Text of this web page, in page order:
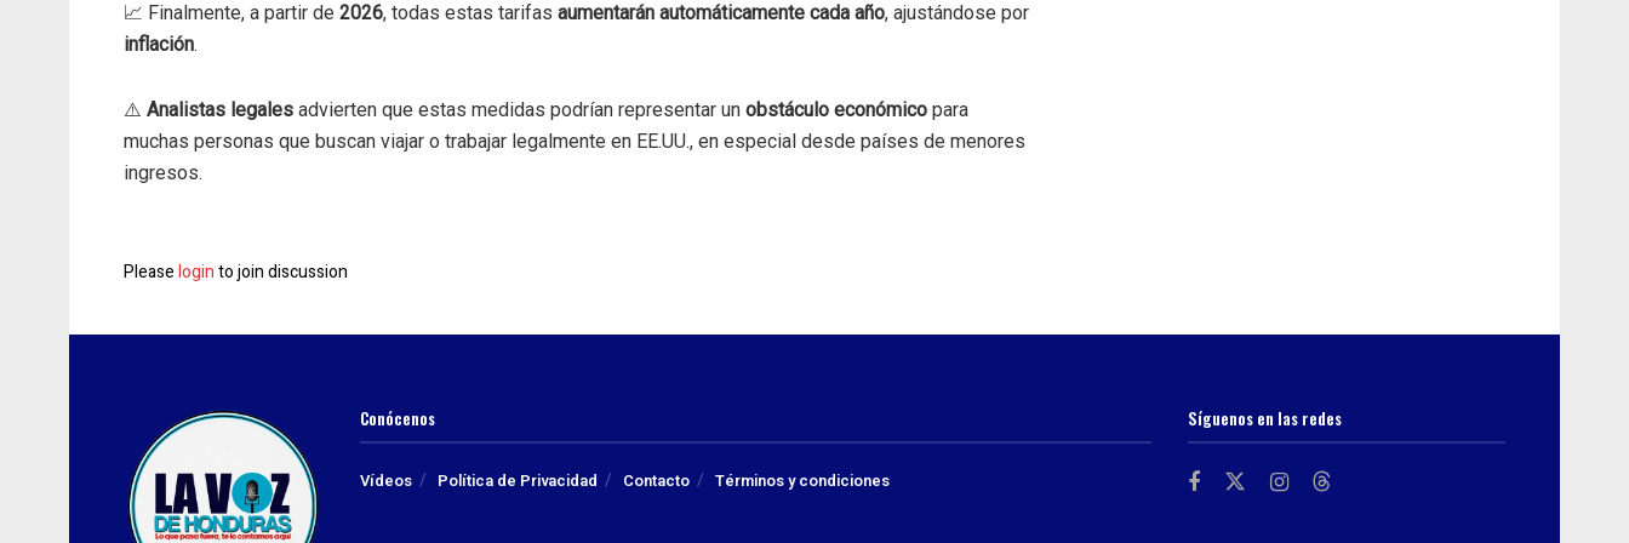
📈 Finalmente, a partir de 2026, todas estas tarifas aumentarán automáticamente cada año, ajustándose por
inflación.
⚠️ Analistas legales advierten que estas medidas podrían representar un obstáculo económico para
muchas personas que buscan viajar o trabajar legalmente en EE.UU., en especial desde países de menores
ingresos.
Pleaseloginto join discussion
Conócenos
Vídeos Política de Privacidad Contacto Términos y condiciones
Síguenos en las redes